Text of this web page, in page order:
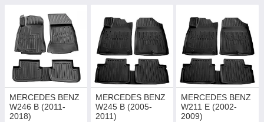
MERCEDES BENZ
W246 B (2011-
2018)
MERCEDES BENZ
W245 B (2005-
2011)
MERCEDES BENZ
W211 E (2002-
2009)